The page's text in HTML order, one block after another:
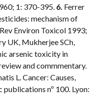
1: 370-395. 6. Ferrer
mechanism of
Environ Toxicol 1993;
UK, Mukherjee SCh,
arsenic toxicity in
and commmentary.
L. Cancer: Causes,
nº 100. Lyon: